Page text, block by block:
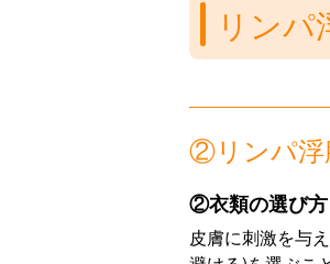
リンパ
②リンパ浮
②衣類の選び方
皮膚に刺激を与